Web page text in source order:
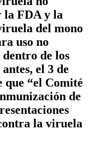
la FDA y la
del mono
uso no
de los
el 3 de
que “el Comité
de
la viruela